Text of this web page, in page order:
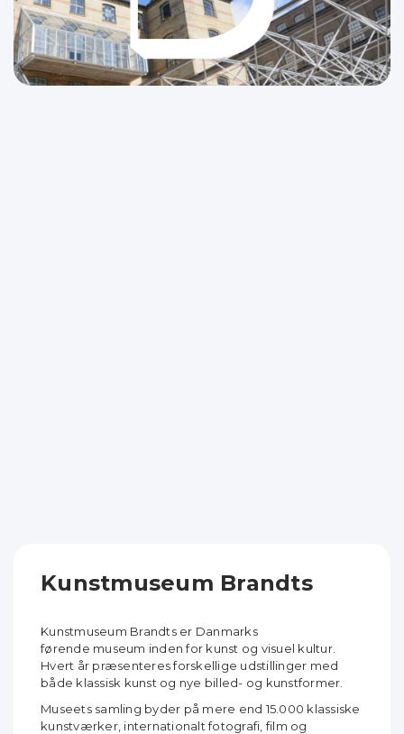
Kunstmuseum Brandts
Kunstmuseum Brandts er Danmarks
førende museum inden for kunst og visuel kultur.
Hvert år præsenteres forskellige udstillinger med
både klassisk kunst og nye billed- og kunstformer.
Museets samling byder på mere end 15.000 klassiske
kunstværker, internationalt fotografi, film og